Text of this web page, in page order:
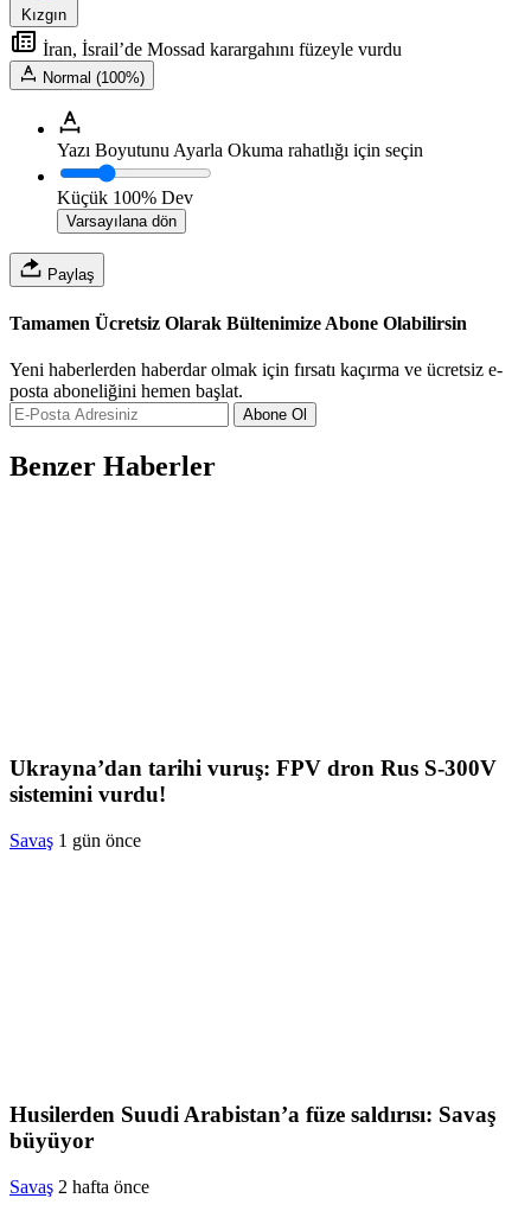
Kızgın
İran, İsrail’de Mossad karargahını füzeyle vurdu
Normal (100%)
Yazı Boyutunu Ayarla Okuma rahatlığı için seçin
Küçük 100% Dev
Varsayılana dön
Paylaş
Tamamen Ücretsiz Olarak Bültenimize Abone Olabilirsin
Yeni haberlerden haberdar olmak için fırsatı kaçırma ve ücretsiz e-
posta aboneliğini hemen başlat.
Abone Ol
Benzer Haberler
Ukrayna’dan tarihi vuruş: FPV dron Rus S-300V
sistemini vurdu!
Savaş 1 gün önce
Husilerden Suudi Arabistan’a füze saldırısı: Savaş
büyüyor
Savaş 2 hafta önce